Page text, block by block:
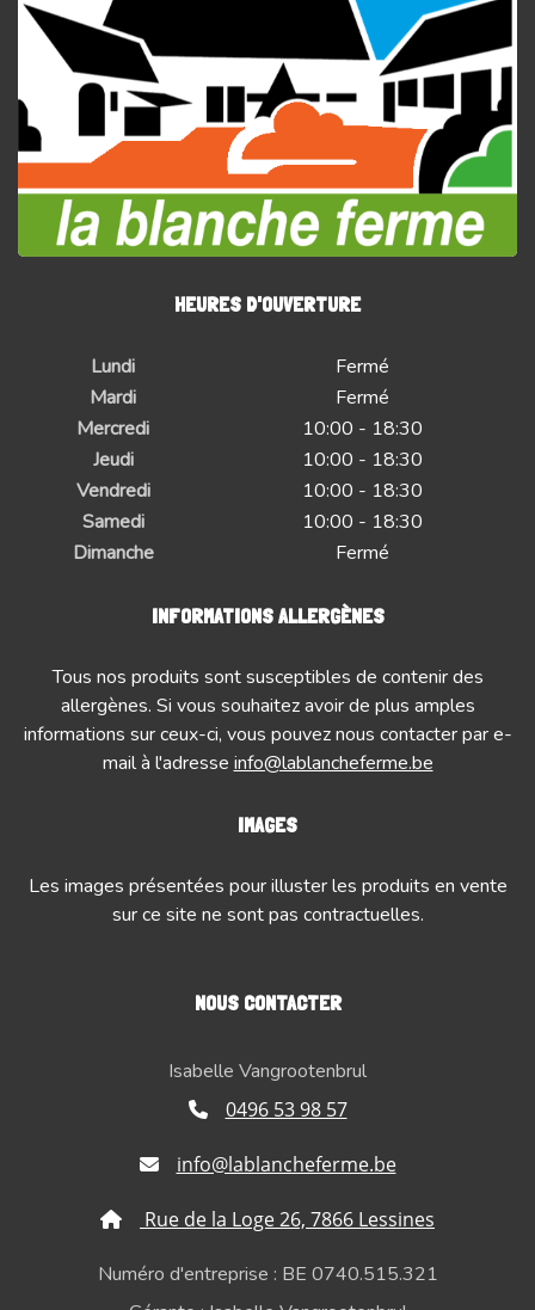
HEURES D'OUVERTURE
Lundi
Fermé
Mardi
Fermé
Mercredi
10:00 - 18:30
Jeudi
10:00 - 18:30
Vendredi
10:00 - 18:30
Samedi
10:00 - 18:30
Dimanche
Fermé
INFORMATIONS ALLERGÈNES
Tous nos produits sont susceptibles de contenir des
allergènes. Si vous souhaitez avoir de plus amples
informations sur ceux-ci, vous pouvez nous contacter par e-
mail à l'adresse info@lablancheferme.be
IMAGES
Les images présentées pour illuster les produits en vente
sur ce site ne sont pas contractuelles.
NOUS CONTACTER
Isabelle Vangrootenbrul
0496 53 98 57
info@lablancheferme.be
Rue de la Loge 26, 7866 Lessines
Numéro d'entreprise : BE 0740.515.321